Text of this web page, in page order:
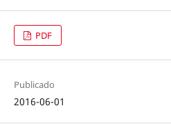
PDF
Publicado
2016-06-01